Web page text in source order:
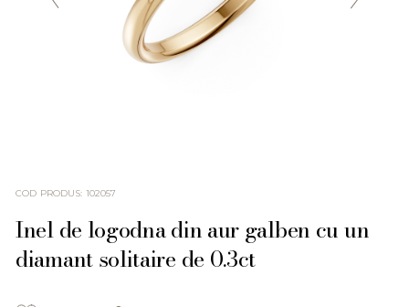
COD PRODUS: 102057
Inel de logodna din aur galben cu un
diamant solitaire de 0.3ct